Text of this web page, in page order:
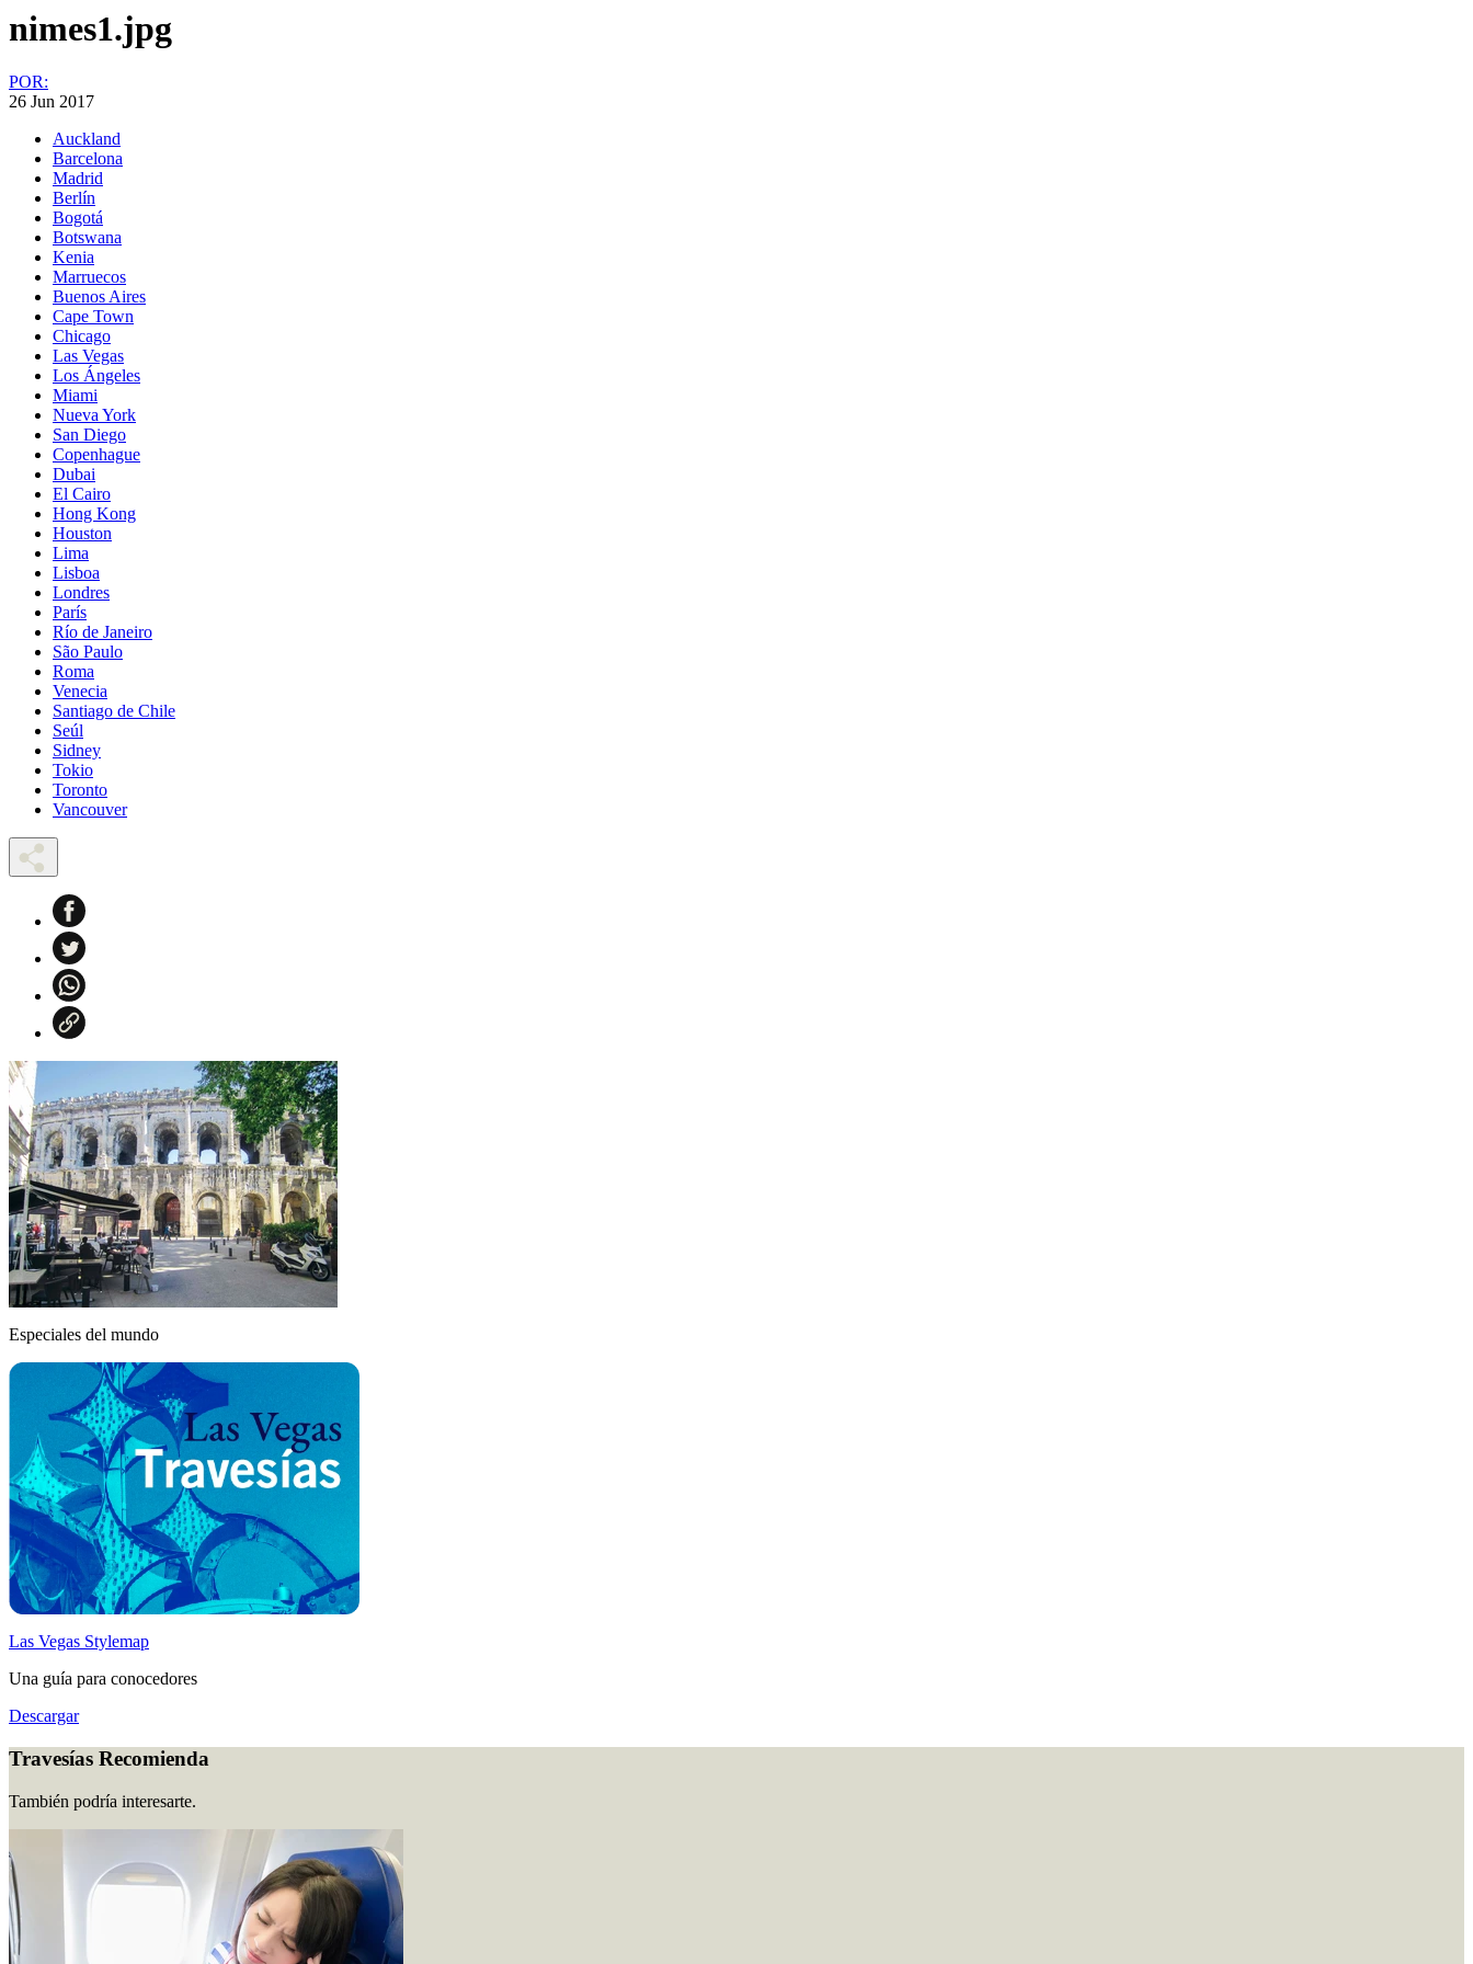
nimes1.jpg
POR:
26 Jun 2017
Auckland
Barcelona
Madrid
Berlín
Bogotá
Botswana
Kenia
Marruecos
Buenos Aires
Cape Town
Chicago
Las Vegas
Los Ángeles
Miami
Nueva York
San Diego
Copenhague
Dubai
El Cairo
Hong Kong
Houston
Lima
Lisboa
Londres
París
Río de Janeiro
São Paulo
Roma
Venecia
Santiago de Chile
Seúl
Sidney
Tokio
Toronto
Vancouver
Especiales del mundo
Las Vegas Stylemap
Una guía para conocedores
Descargar
Travesías Recomienda
También podría interesarte.